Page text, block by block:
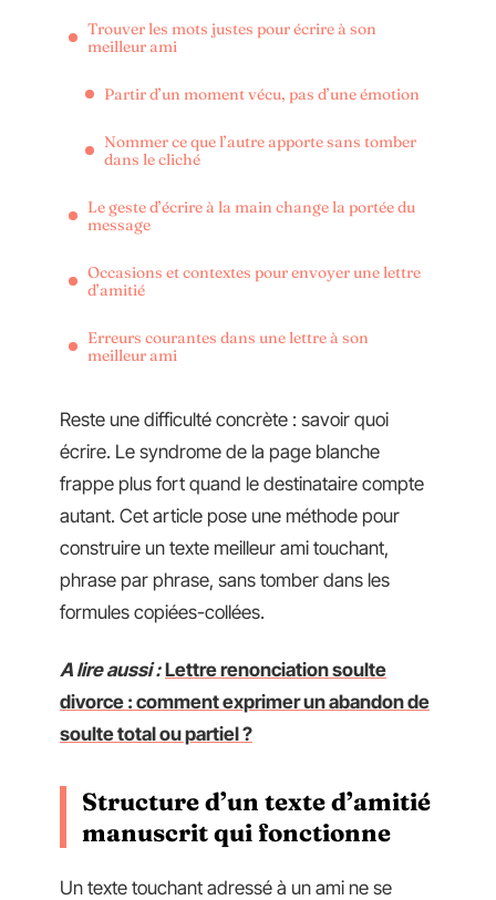
Trouver les mots justes pour écrire à son
meilleur ami
Partir d’un moment vécu, pas d’une émotion
Nommer ce que l’autre apporte sans tomber
dans le cliché
Le geste d’écrire à la main change la portée du
message
Occasions et contextes pour envoyer une lettre
d’amitié
Erreurs courantes dans une lettre à son
meilleur ami
Reste une difficulté concrète : savoir quoi
écrire. Le syndrome de la page blanche
frappe plus fort quand le destinataire compte
autant. Cet article pose une méthode pour
construire un texte meilleur ami touchant,
phrase par phrase, sans tomber dans les
formules copiées-collées.
A lire aussi : Lettre renonciation soulte
divorce : comment exprimer un abandon de
soulte total ou partiel ?
Structure d’un texte d’amitié
manuscrit qui fonctionne
Un texte touchant adressé à un ami ne se